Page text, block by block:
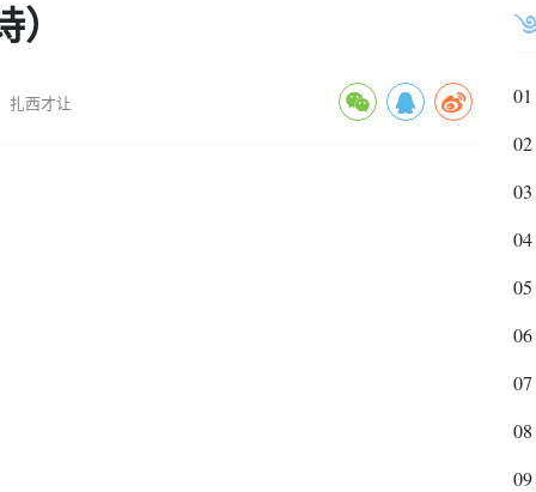
扎西才让
01
02
03
04
05
06
07
08
09